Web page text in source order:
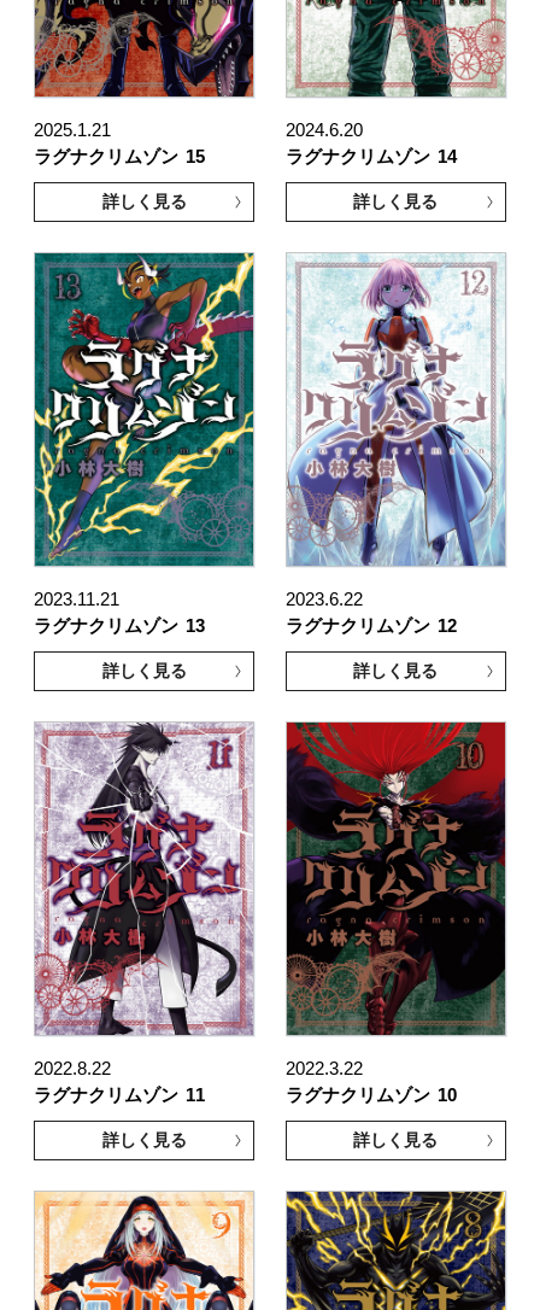
2025.1.21
ラグナクリムゾン 15
詳しく見る
2024.6.20
ラグナクリムゾン 14
詳しく見る
2023.11.21
ラグナクリムゾン 13
詳しく見る
2023.6.22
ラグナクリムゾン 12
詳しく見る
2022.8.22
ラグナクリムゾン 11
詳しく見る
2022.3.22
ラグナクリムゾン 10
詳しく見る